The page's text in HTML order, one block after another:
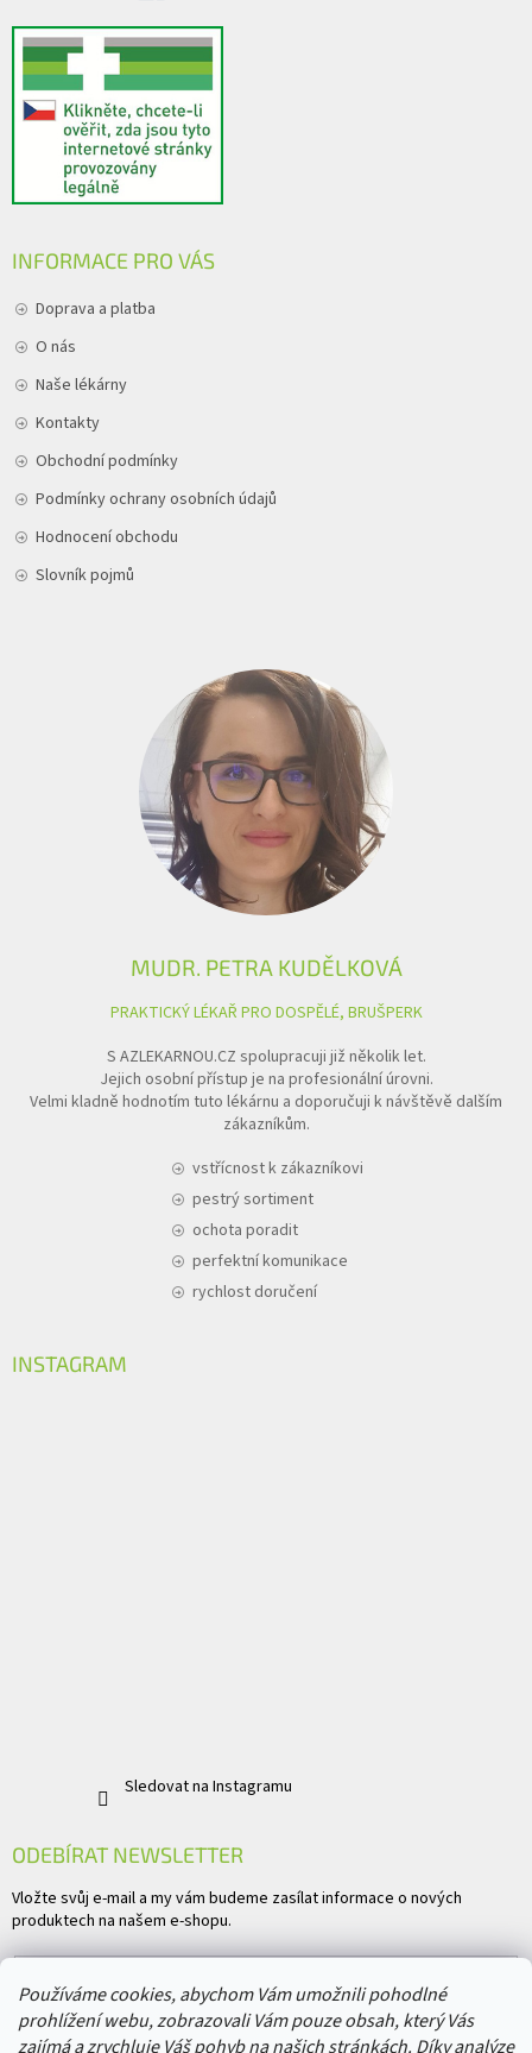
Používáme cookies, abychom Vám umožnili pohodlné
prohlížení webu, zobrazovali Vám pouze obsah, který Vás
zajímá a zrychluje Váš pohyb na našich stránkách. Díky analýze
INFORMACE PRO VÁS
Doprava a platba
O nás
Naše lékárny
Kontakty
Obchodní podmínky
Podmínky ochrany osobních údajů
Hodnocení obchodu
Slovník pojmů
MUDR. PETRA KUDĚLKOVÁ
PRAKTICKÝ LÉKAŘ PRO DOSPĚLÉ, BRUŠPERK
S AZLEKARNOU.CZ spolupracuji již několik let.
Jejich osobní přístup je na profesionální úrovni.
Velmi kladně hodnotím tuto lékárnu a doporučuji k návštěvě dalším
zákazníkům.
vstřícnost k zákazníkovi
pestrý sortiment
ochota poradit
perfektní komunikace
rychlost doručení
INSTAGRAM
Sledovat na Instagramu
ODEBÍRAT NEWSLETTER
Vložte svůj e-mail a my vám budeme zasílat informace o nových
produktech na našem e-shopu.
Vložením e-mailu souhlasíte spodmínkami ochrany osobních údajů